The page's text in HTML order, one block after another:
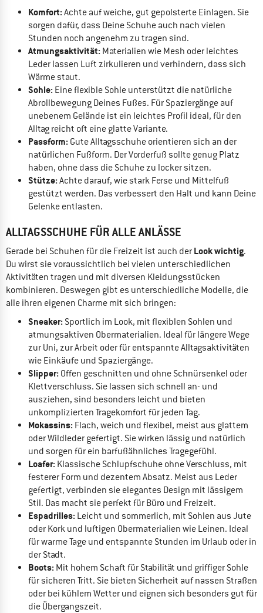
Komfort:Achte auf weiche, gut gepolsterte Einlagen. Sie
sorgen dafür, dass Deine Schuhe auch nach vielen
Stunden noch angenehm zu tragen sind.
Atmungsaktivität:Materialien wie Mesh oder leichtes
Leder lassen Luft zirkulieren und verhindern, dass sich
Wärme staut.
Sohle:Eine flexible Sohle unterstützt die natürliche
Abrollbewegung Deines Fußes. Für Spaziergänge auf
unebenem Gelände ist ein leichtes Profil ideal, für den
Alltag reicht oft eine glatte Variante.
Passform:Gute Alltagsschuhe orientieren sich an der
natürlichen Fußform. Der Vorderfuß sollte genug Platz
haben, ohne dass die Schuhe zu locker sitzen.
Stütze:Achte darauf, wie stark Ferse und Mittelfuß
gestützt werden. Das verbessert den Halt und kann Deine
Gelenke entlasten.
ALLTAGSSCHUHE FÜR ALLE ANLÄSSE
Gerade bei Schuhen für die Freizeit ist auch der Look wichtig.
Du wirst sie voraussichtlich bei vielen unterschiedlichen
Aktivitäten tragen und mit diversen Kleidungsstücken
kombinieren. Deswegen gibt es unterschiedliche Modelle, die
alle ihren eigenen Charme mit sich bringen:
Sneaker:Sportlich im Look, mit flexiblen Sohlen und
atmungsaktiven Obermaterialien. Ideal für längere Wege
zur Uni, zur Arbeit oder für entspannte Alltagsaktivitäten
wie Einkäufe und Spaziergänge.
Slipper:Offen geschnitten und ohne Schnürsenkel oder
Klettverschluss. Sie lassen sich schnell an- und
ausziehen, sind besonders leicht und bieten
unkomplizierten Tragekomfort für jeden Tag.
Mokassins:Flach, weich und flexibel, meist aus glattem
oder Wildleder gefertigt. Sie wirken lässig und natürlich
und sorgen für ein barfußähnliches Tragegefühl.
Loafer:Klassische Schlupfschuhe ohne Verschluss, mit
festerer Form und dezentem Absatz. Meist aus Leder
gefertigt, verbinden sie elegantes Design mit lässigem
Stil. Das macht sie perfekt für Büro und Freizeit.
Espadrilles:Leicht und sommerlich, mit Sohlen aus Jute
oder Kork und luftigen Obermaterialien wie Leinen. Ideal
für warme Tage und entspannte Stunden im Urlaub oder in
der Stadt.
Boots:Mit hohem Schaft für Stabilität und griffiger Sohle
für sicheren Tritt. Sie bieten Sicherheit auf nassen Straßen
oder bei kühlem Wetter und eignen sich besonders gut für
die Übergangszeit.